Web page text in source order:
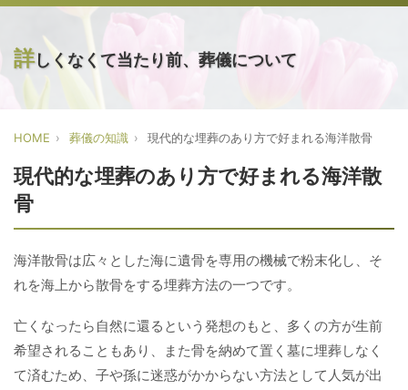
詳しくなくて当たり前、葬儀について
HOME 葬儀の知識 現代的な埋葬のあり方で好まれる海洋散骨
現代的な埋葬のあり方で好まれる海洋散
骨
海洋散骨は広々とした海に遺骨を専用の機械で粉末化し、そ
れを海上から散骨をする埋葬方法の一つです。
亡くなったら自然に還るという発想のもと、多くの方が生前
希望されることもあり、また骨を納めて置く墓に埋葬しなく
て済むため、子や孫に迷惑がかからない方法として人気が出